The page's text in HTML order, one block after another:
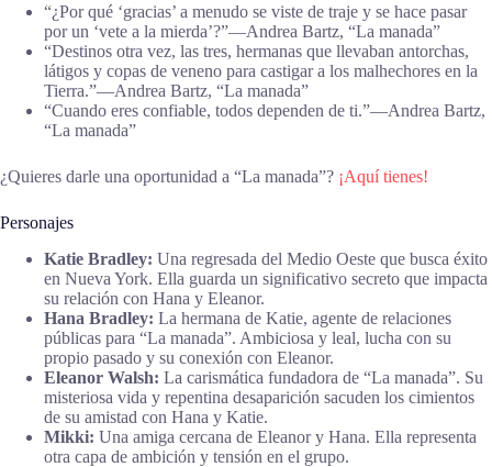
“¿Por qué ‘gracias’ a menudo se viste de traje y se hace pasar
por un ‘vete a la mierda’?”―Andrea Bartz, “La manada”
“Destinos otra vez, las tres, hermanas que llevaban antorchas,
látigos y copas de veneno para castigar a los malhechores en la
Tierra.”―Andrea Bartz, “La manada”
“Cuando eres confiable, todos dependen de ti.”―Andrea Bartz,
“La manada”
¿Quieres darle una oportunidad a “La manada”? ¡Aquí tienes!
Personajes
Katie Bradley: Una regresada del Medio Oeste que busca éxito
en Nueva York. Ella guarda un significativo secreto que impacta
su relación con Hana y Eleanor.
Hana Bradley: La hermana de Katie, agente de relaciones
públicas para “La manada”. Ambiciosa y leal, lucha con su
propio pasado y su conexión con Eleanor.
Eleanor Walsh: La carismática fundadora de “La manada”. Su
misteriosa vida y repentina desaparición sacuden los cimientos
de su amistad con Hana y Katie.
Mikki: Una amiga cercana de Eleanor y Hana. Ella representa
otra capa de ambición y tensión en el grupo.